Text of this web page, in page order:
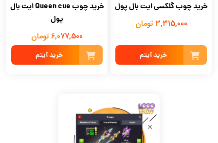
خرید چوب گلکسی ایت بال پول
3,315,000 تومان
خرید آیتم
خرید چوب Queen cue ایت بال
پول
6,077,500 تومان
خرید آیتم